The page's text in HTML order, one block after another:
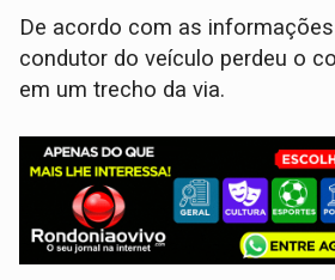
​De acordo com as
condutor do veículo perdeu o
em um trecho da via.